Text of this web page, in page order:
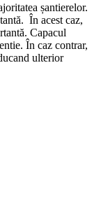
șantierelor.
În acest caz,
Capacul
În caz contrar,
ulterior